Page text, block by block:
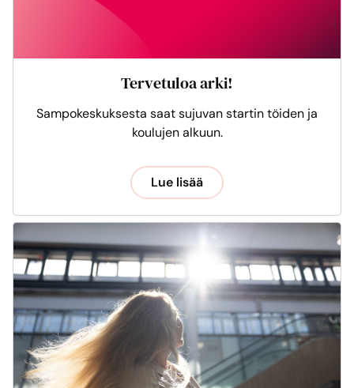
Tervetuloa arki!
Sampokeskuksesta saat sujuvan startin töiden ja
koulujen alkuun.
Lue lisää